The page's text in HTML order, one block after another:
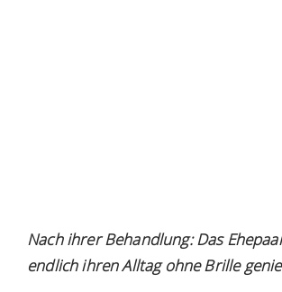
Nach ihrer Behandlung: Das
endlich ihren Alltag ohne Brille